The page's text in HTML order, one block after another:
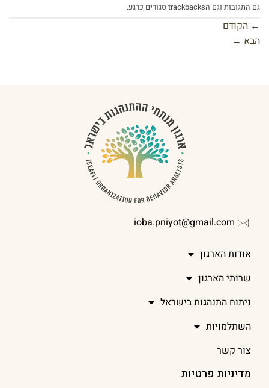
גם התגובות וגם הtrackbacks סגורים כרגע.
← הקודם
הבא →
ioba.pniyot@gmail.com
אודות הארגון
שרותי הארגון
ניתוח התנהגות בישראל
השתלמויות
צור קשר
מדיניות פרטיות